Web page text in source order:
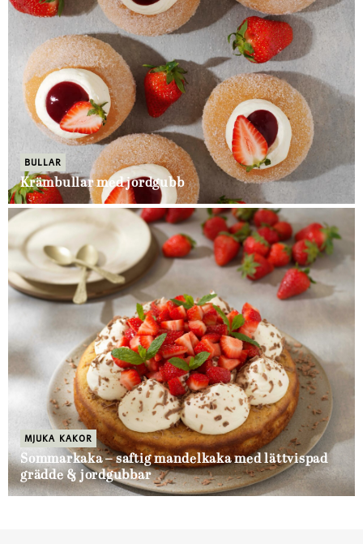
BULLAR
Krämbullar med jordgubb
MJUKA KAKOR
Sommarkaka – saftig mandelkaka med lättvispad
grädde & jordgubbar